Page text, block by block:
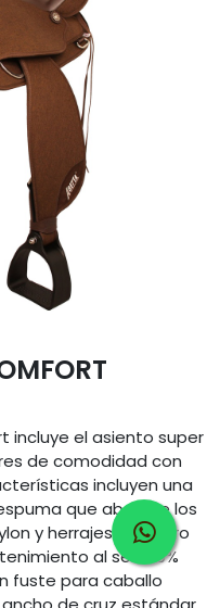
incluye el asiento super
de comodidad con
incluyen una
que absorbe los
y herrajes en acero
al ser 100%
fuste para caballo